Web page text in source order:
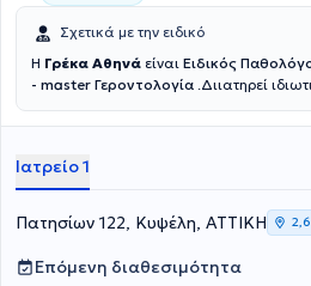
Σχετικά με την ειδικό
Η Γρέκα Αθηνά είναι Ειδικός
- master Γεροντολoγία .Διιατηρεί
Καποδιστριακού Πανεπιστημίου
από το Υπουργείο Υγείας και το ΕΚΑΒ.
μεταπτυχιακό στη Γεροντολογία από το
και μεταπτυχιακό διατροφολογίας,
Pearson Assurded από την Αγγλία. Η
συμμετέχει με εργασίες σε πλήθος
εξωτερικό, στα πλαίσια της συνεχούς
Ιατρείο 1
Πατησίων 122, Κυψέλη, ΑΤΤΙΚΗ
Επόμενη διαθεσιμότητα